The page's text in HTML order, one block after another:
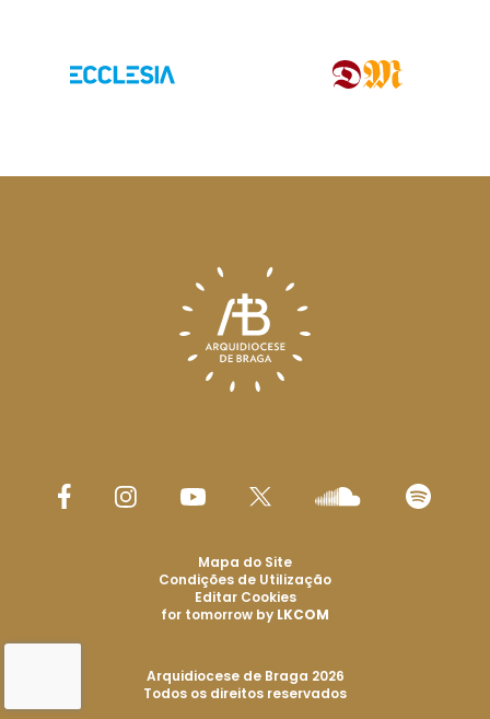
Arquidiocese de Braga 2026
Todos os direitos reservados
Mapa do Site
Condições de Utilização
Editar Cookies
for tomorrow by LKCOM